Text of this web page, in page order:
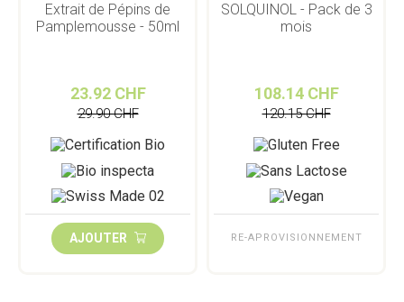
Extrait de Pépins de
Pamplemousse - 50ml
23.92 CHF
29.90 CHF
AJOUTER
SOLQUINOL - Pack de 3
mois
108.14 CHF
120.15 CHF
RE-APROVISIONNEMENT